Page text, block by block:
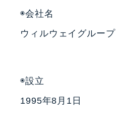
◉会社名
ウィルウェイグループ
◉設立
1995年8月1日